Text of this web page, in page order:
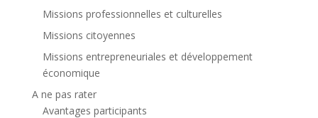
Missions professionnelles et culturelles
Missions citoyennes
Missions entrepreneuriales et développement
économique
A ne pas rater
Avantages participants